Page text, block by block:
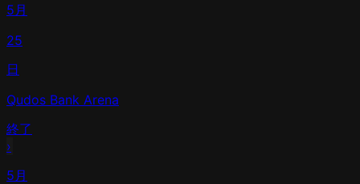
5月
25
日
Qudos Bank Arena
終了
›
5月